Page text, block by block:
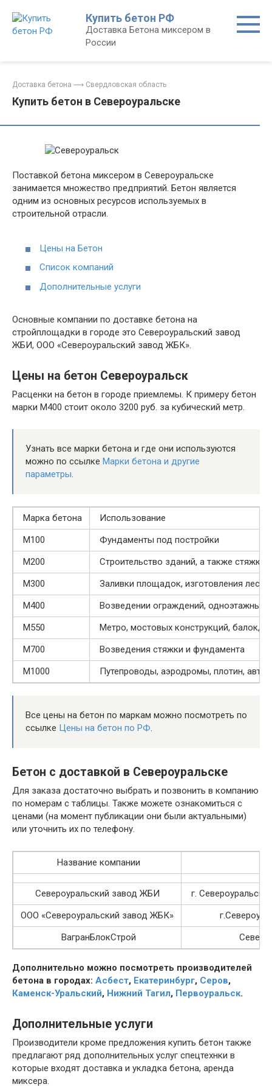
контенту
Купить бетон РФ
Доставка Бетона миксером в
России
Доставка бетона ⟶ Свердловская область
Купить бетон в Североуральске
Поставкой бетона миксером в Североуральске
занимается множество предприятий. Бетон является
одним из основных ресурсов используемых в
строительной отрасли.
Цены на Бетон
Список компаний
Дополнительные услуги
Основные компании по доставке бетона на
стройплощадки в городе это Североуральский завод
ЖБИ, ООО «Североуральский завод ЖБК».
Цены на бетон Североуральск
Расценки на бетон в городе приемлемы. К примеру бетон
марки М400 стоит около 3200 руб. за кубический метр.
Узнать все марки бетона и где они используются
можно по ссылке Марки бетона и другие
параметры
Марка бетона
Использование
М100
Фундаменты под постройки
М200
Строительство зданий, а также стяжки
М300
Заливки площадок, изготовления
М400
Возведении ограждений, одноэтажных
М550
Метро, мостовых конструкций, балок,
М700
Возведения стяжки и фундамента
М1000
Путепроводы, аэродромы, плотин,
Все цены на бетон по маркам можно посмотреть по
ссылке Цены на бетон по РФ
Бетон с доставкой в Североуральске
Для заказа достаточно выбрать и позвонить в компанию
по номерам с таблицы. Также можете ознакомиться с
ценами (на момент публикации они были актуальными)
или уточнить их по телефону.
Название компании
Североуральский завод ЖБИ
г.
ООО «Североуральский завод ЖБК»
ВагранБлокСтрой
Дополнительно можно посмотреть производителей
бетона в городах: Асбест, Екатеринбург, Серов,
Каменск-Уральский, Нижний Тагил, Первоуральск.
Дополнительные услуги
Производители кроме предложения купить бетон также
предлагают ряд дополнительных услуг спецтехнки в
которые входят доставка и укладка бетона, аренда
миксера.